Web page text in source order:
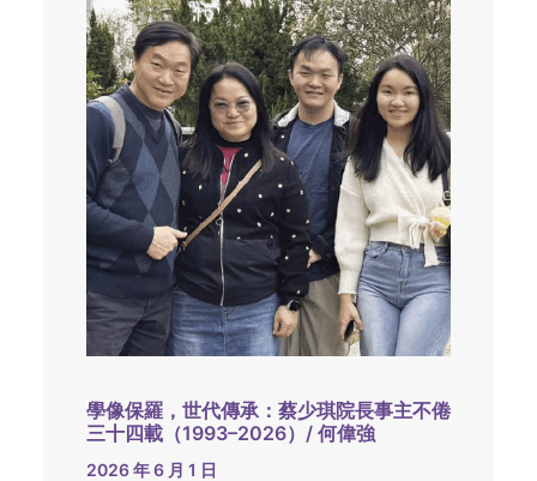
學像保羅，世代傳承：蔡少琪院長事主不倦
三十四載（1993–2026）/ 何偉強
2026 年 6 月 1 日